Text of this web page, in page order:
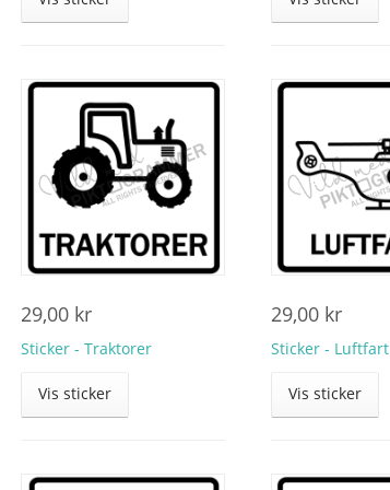
29,00kr
Sticker - Traktorer
Vis sticker
29,00kr
Sticker - Luftfart
Vis sticker